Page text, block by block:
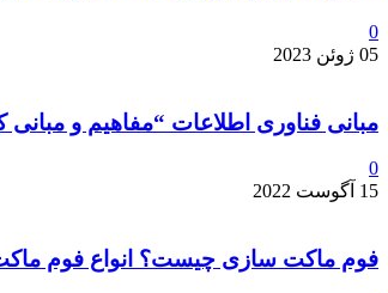
0
05 ژوئن 2023
مبانی فناوری اطلاعات “مفاهیم و مبانی
0
15 آگوست 2022
فوم ماکت سازی چیست؟ انواع فوم